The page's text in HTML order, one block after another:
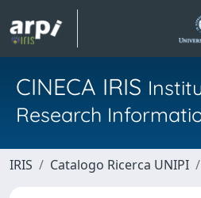
CINECA IRIS
Research
IRIS Catalogo Ricerca UNIPI